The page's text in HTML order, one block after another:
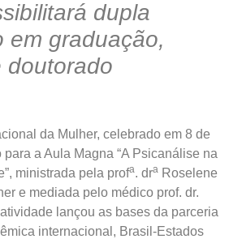
dupla
em graduação,
doutorado
da Mulher, celebrado em 8 de
a Aula Magna “A Psicanálise na
ministrada pela profa. dra Roselene
e mediada pelo médico prof. dr.
lançou as bases da parceria
internacional, Brasil-Estados